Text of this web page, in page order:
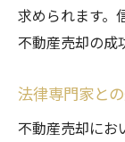
求められます。
不動産売却の成
法律専門家と
不動産売却にお